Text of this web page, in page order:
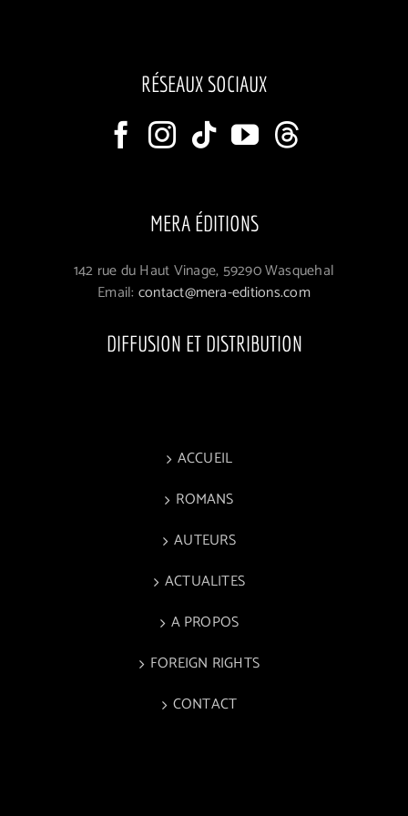
RÉSEAUX SOCIAUX
MERA ÉDITIONS
142 rue du Haut Vinage, 59290 Wasquehal
Email: contact@mera-editions.com
DIFFUSION ET DISTRIBUTION
ACCUEIL
ROMANS
AUTEURS
ACTUALITES
A PROPOS
FOREIGN RIGHTS
CONTACT